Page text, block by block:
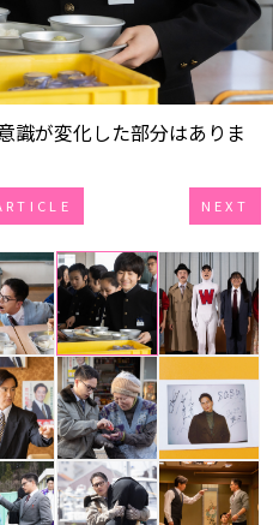
識が変化した部分はありま
NEXT